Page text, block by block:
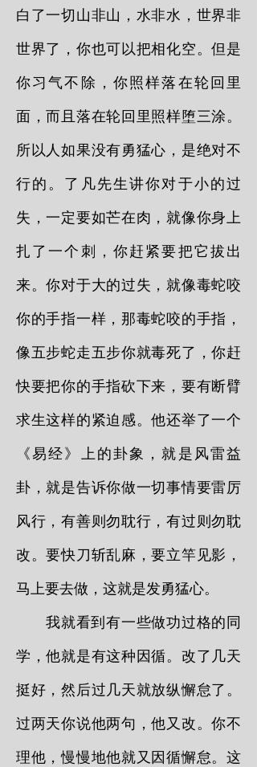
白了一切山非山，水非水，世界非
世界了，你也可以把相化空。但是
你习气不除，你照样落在轮回里
面，而且落在轮回里照样堕三涂。
所以人如果没有勇猛心，是绝对不
行的。了凡先生讲你对于小的过
失，一定要如芒在肉，就像你身上
扎了一个刺，你赶紧要把它拔出
来。你对于大的过失，就像毒蛇咬
你的手指一样，那毒蛇咬的手指，
像五步蛇走五步你就毒死了，你赶
快要把你的手指砍下来，要有断臂
求生这样的紧迫感。他还举了一个
《易经》上的卦象，就是风雷益
卦，就是告诉你做一切事情要雷厉
风行，有善则勿耽行，有过则勿耽
改。要快刀斩乱麻，要立竿见影，
马上要去做，这就是发勇猛心。
我就看到有一些做功过格的同
学，他就是有这种因循。改了几天
挺好，然后过几天就放纵懈怠了。
过两天你说他两句，他又改。你不
理他，慢慢地他就又因循懈怠。这